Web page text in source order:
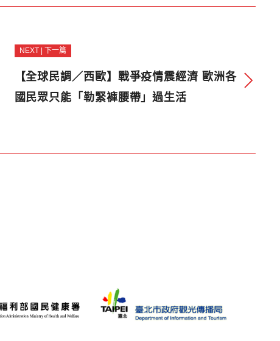
NEXT | 下一篇
【全球民調／西歐】戰爭疫情震經濟 歐洲各
國民眾只能「勒緊褲腰帶」過生活